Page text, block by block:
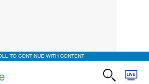
TO CONTINUE WITH CONTENT